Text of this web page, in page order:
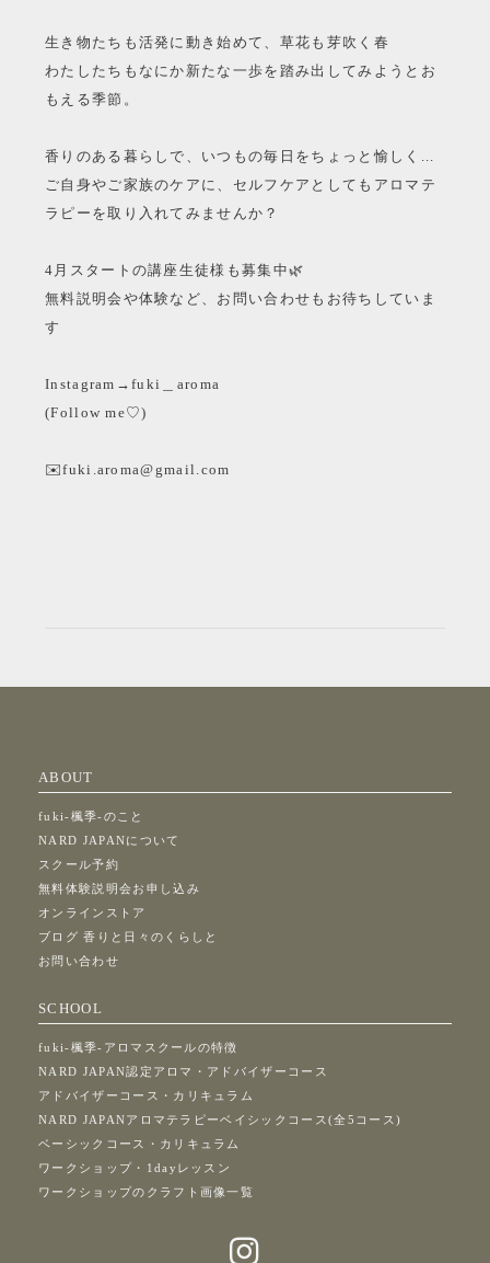
生き物たちも活発に動き始めて、草花も芽吹く春
わたしたちもなにか新たな一歩を踏み出してみようとお
もえる季節。
香りのある暮らしで、いつもの毎日をちょっと愉しく...
ご自身やご家族のケアに、セルフケアとしてもアロマテ
ラピーを取り入れてみませんか？
4月スタートの講座生徒様も募集中🌿
無料説明会や体験など、お問い合わせもお待ちしていま
す
Instagram→fuki＿aroma
(Follow me♡)
✉️fuki.aroma@gmail.com
ABOUT
fuki-楓季-のこと
NARD JAPANについて
スクール予約
無料体験説明会お申し込み
オンラインストア
ブログ 香りと日々のくらしと
お問い合わせ
SCHOOL
fuki-楓季-アロマスクールの特徴
NARD JAPAN認定アロマ・アドバイザーコース
アドバイザーコース・カリキュラム
NARD JAPANアロマテラピーベイシックコース(全5コース)
ベーシックコース・カリキュラム
ワークショップ・1dayレッスン
ワークショップのクラフト画像一覧